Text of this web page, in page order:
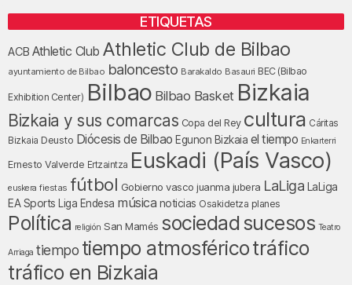
ETIQUETAS
ACB Athletic Club Athletic Club de Bilbao
ayuntamiento de Bilbao baloncesto Barakaldo Basauri BEC (Bilbao
Exhibition Center) Bilbao Bilbao Basket Bizkaia
Bizkaia y sus comarcas Copa del Rey cultura Cáritas
Bizkaia Deusto Diócesis de Bilbao Egunon Bizkaia el tiempo Enkarterri
Ernesto Valverde Ertzaintza Euskadi (País Vasco)
euskera fiestas fútbol Gobierno vasco juanma jubera LaLiga LaLiga
EA Sports
Liga Endesa música noticias Osakidetza planes
Política religión San Mamés sociedad sucesos Teatro
Arriaga tiempo tiempo atmosféricotráfico
tráfico en Bizkaia